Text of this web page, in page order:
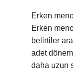
Erken
Erken
belirtiler
adet
daha uzun